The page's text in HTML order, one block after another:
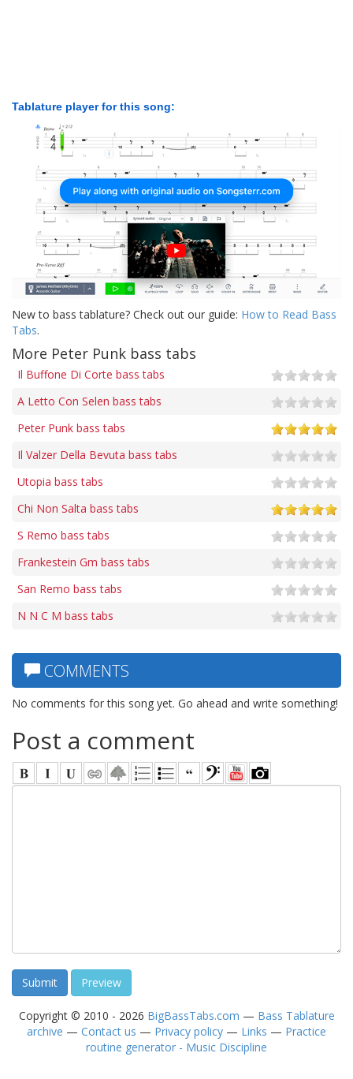
Tablature player for this song:
New to bass tablature? Check out our guide: How to Read Bass
Tabs.
More Peter Punk bass tabs
Il Buffone Di Corte bass tabs
A Letto Con Selen bass tabs
Peter Punk bass tabs
Il Valzer Della Bevuta bass tabs
Utopia bass tabs
Chi Non Salta bass tabs
S Remo bass tabs
Frankestein Gm bass tabs
San Remo bass tabs
N N C M bass tabs
COMMENTS
No comments for this song yet. Go ahead and write something!
Post a comment
Copyright © 2010 - 2026 BigBassTabs.com — Bass Tablature
archive — Contact us — Privacy policy — Links — Practice
routine generator - Music Discipline